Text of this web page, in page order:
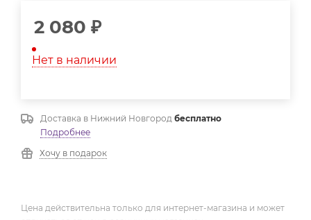
2 080 ₽
Нет в наличии
Доставка в Нижний Новгород бесплатно
Подробнее
Хочу в подарок
Цена действительна только для интернет-магазина и может